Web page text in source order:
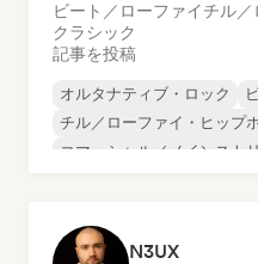
ビート／ローファイチル
クラシック
記事を投稿
オルタナティブ・ロック
チル／ローファイ・ヒップ
コマーシャル／メインスト
N3UX